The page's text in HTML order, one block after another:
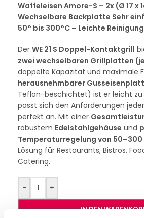
Waffeleisen Amore-S – 2x (Ø 17 x
Wechselbare Backplatte Sehr
50° bis 300°C – Leichte Reinigung
Der WE 21 S Doppel-Kontaktgrill
zwei wechselbaren Grillplatten
doppelte Kapazität und maximale
herausnehmbarer
Teflon-beschichtet) ist er leicht zu
passt sich den Anforderungen
perfekt an. Mit einer
robustem Edelstahlgehäuse und
Temperaturregelung von 50–300
Lösung für Restaurants, Bistros,
Catering.
- +
IN DEN